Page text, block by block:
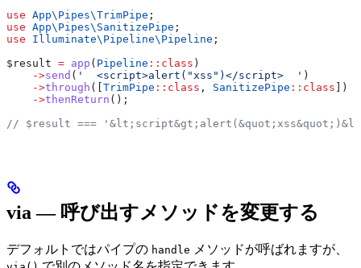
use App\Pipes\TrimPipe ;
use App\Pipes\ SanitizePipe ;
use Illuminate\Pipeline\ Pipeline ;
$result = app ( Pipeline :: class )
    ->
send ( '  <script>alert("xss")</script>  ' )
    ->
through ([ TrimPipe :: class , SanitizePipe :: class ])
    ->
thenReturn ();
// $result ===
via — 呼び出すメソッドを変更する
デフォルトではパイプの handle メソッドが呼ばれますが、